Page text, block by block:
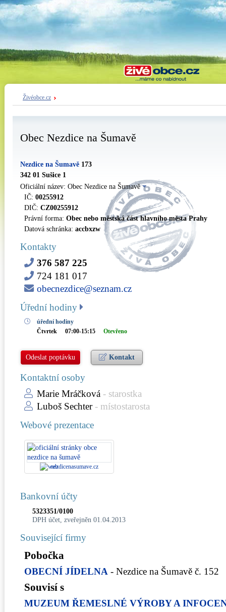
Živéobce.cz
Obec Nezdice na Šumavě
Nezdice na Šumavě 173
342 01 Sušice 1
Oficiální název: Obec Nezdice na Šumavě
IČ: 00255912
DIČ: CZ00255912
Právní forma: Obec nebo městská část hlavního města Prahy
Datová schránka: accbxzw
Kontakty
376 587 225
724 181 017
obecnezdice@seznam.cz
Úřední hodiny
úřední hodiny
Čtvrtek
07:00-15:15 Otevřeno
Odeslat poptávku Kontakt
Kontaktní osoby
Marie Mráčková - starostka
Luboš Sechter- místostarosta
Webové prezentace
nezdicenasumave.cz
Bankovní účty
5323351/0100
DPH účet, zveřejněn 01.04.2013
Související firmy
Pobočka
OBECNÍ JÍDELNA - Nezdice na Šumavě č. 152
Souvisí s
MUZEUM ŘEMESLNÉ VÝROBY A